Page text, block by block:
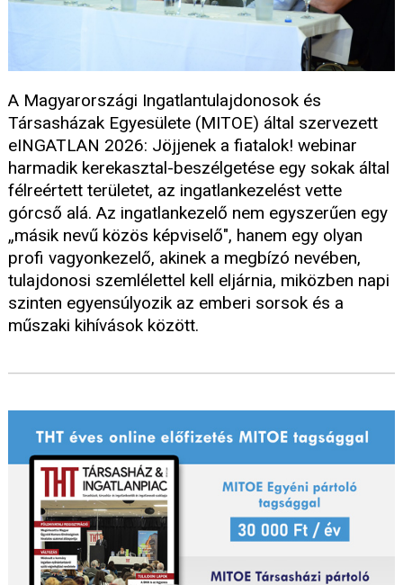
A Magyarországi Ingatlantulajdonosok és
Társasházak Egyesülete (MITOE) által szervezett
eINGATLAN 2026: Jöjjenek a fiatalok! webinar
harmadik kerekasztal-beszélgetése egy sokak által
félreértett területet, az ingatlankezelést vette
górcső alá. Az ingatlankezelő nem egyszerűen egy
„másik nevű közös képviselő", hanem egy olyan
profi vagyonkezelő, akinek a megbízó nevében,
tulajdonosi szemlélettel kell eljárnia, miközben napi
szinten egyensúlyozik az emberi sorsok és a
műszaki kihívások között.